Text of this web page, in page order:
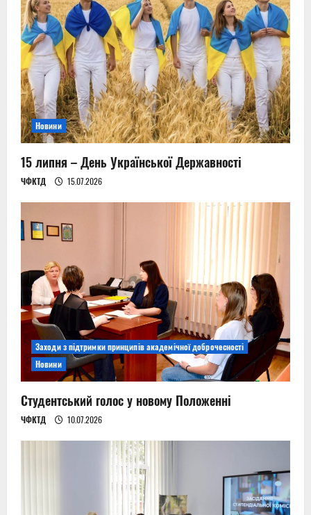
Новини
15 липня – День Української Державності
ЧФКТД 15.07.2026
Заходи з підтримки принципів академічної доброчесності
Новини
Студентський голос у новому Положенні
ЧФКТД 10.07.2026